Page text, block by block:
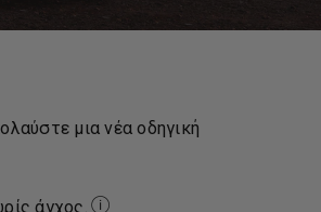
μια νέα οδηγική
άγχος.